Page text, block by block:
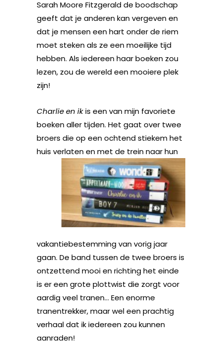
Sarah Moore Fitzgerald de boodschap
geeft dat je anderen kan vergeven en
dat je mensen een hart onder de riem
moet steken als ze een moeilijke tijd
hebben. Als iedereen haar boeken zou
lezen, zou de wereld een mooiere plek
zijn!
Charlie en ikis een van mijn favoriete
boeken aller tijden. Het gaat over twee
broers die op een ochtend stiekem het
huis verlaten en met de trein naar hun
vakantiebestemming van vorig jaar
gaan. De band tussen de twee broers is
ontzettend mooi en richting het einde
is er een grote plottwist die zorgt voor
aardig veel tranen… Een enorme
tranentrekker, maar wel een prachtig
verhaal dat ik iedereen zou kunnen
aanraden!